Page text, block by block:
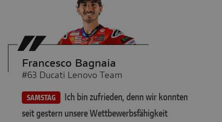
Francesco Bagnaia
#63 Ducati Lenovo Team
SAMSTAG Ich bin zufrieden, denn wir konnten
seit gestern unsere Wettbewerbsfähigkeit